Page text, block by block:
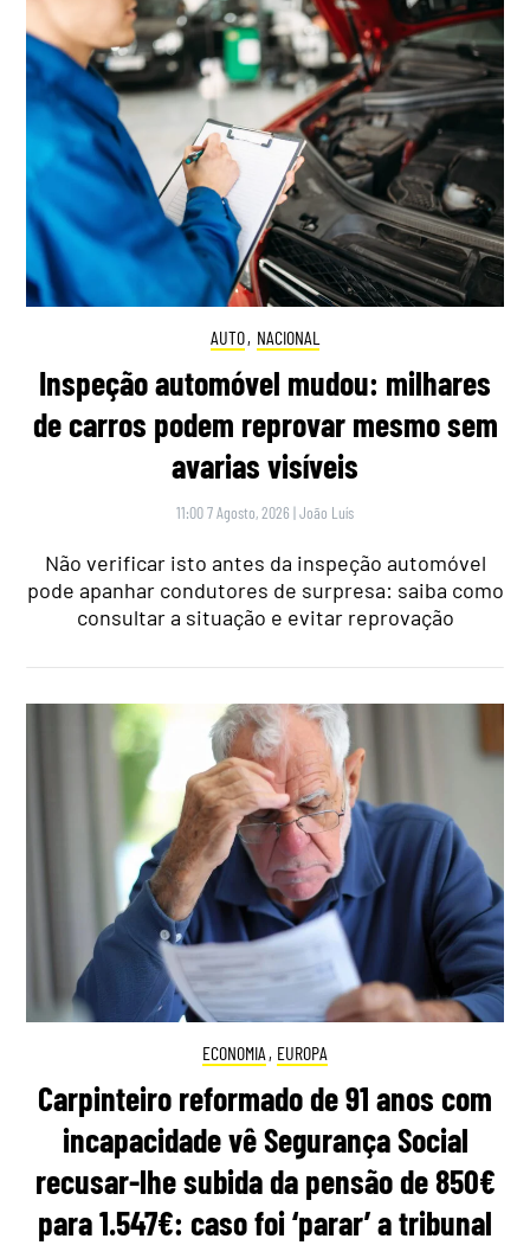
AUTO, NACIONAL
Inspeção automóvel mudou: milhares
de carros podem reprovar mesmo sem
avarias visíveis
11:00 7 Agosto, 2026 |João Luís
Não verificar isto antes da inspeção automóvel
pode apanhar condutores de surpresa: saiba como
consultar a situação e evitar reprovação
ECONOMIA , EUROPA
Carpinteiro reformado de 91 anos com
incapacidade vê Segurança Social
recusar-lhe subida da pensão de 850€
para 1.547€: caso foi ‘parar’ a tribunal